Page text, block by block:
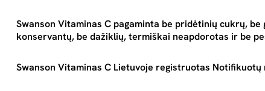
Swanson Vitaminas C pagaminta be pridėtinių cukrų,
konservantų, be dažiklių, termiškai neapdorotas ir be
Swanson Vitaminas C Lietuvoje registruotas